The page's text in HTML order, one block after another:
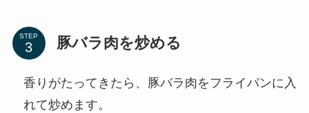
STEP 豚バラ肉を炒める
香りがたってきたら、豚バラ肉をフライパンに入
れて炒めます。